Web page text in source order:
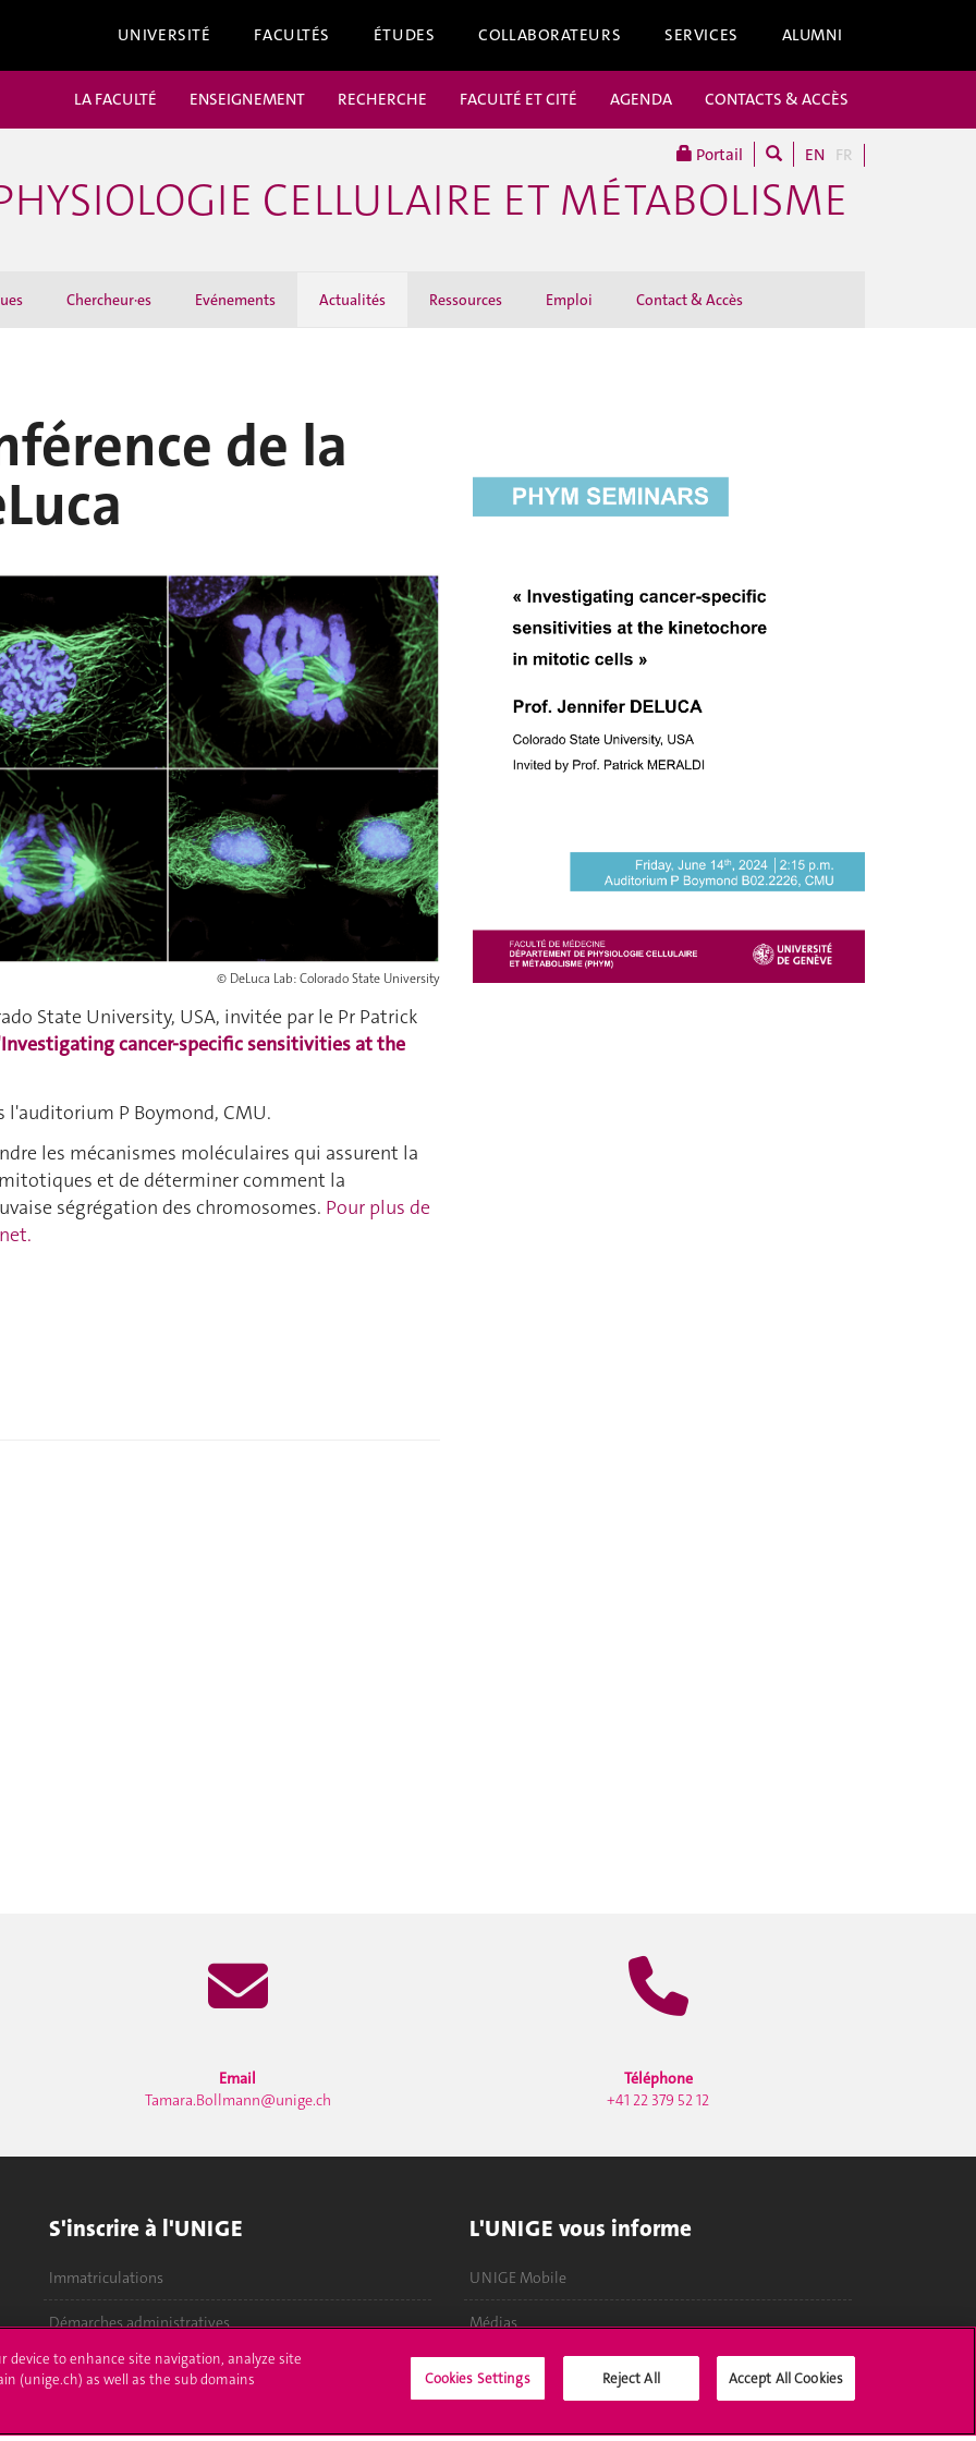
UNIVERSITÉ FACULTÉS ÉTUDES COLLABORATEURS SERVICES ALUMNI
Portail EN FR
LA FACULTÉ ENSEIGNEMENT RECHERCHE FACULTÉ ET CITÉ AGENDA CONTACTS & ACCÈS
CELLULAIRE ET MÉTABOLISME
Chercheur·es Evénements Actualités Ressources Emploi Contact & Accès
de la
© DeLuca Lab: Colorado State University
State University, USA, invitée par le Pr Patrick
Investigating cancer-specific sensitivities at the
l'auditorium P Boymond, CMU.
les mécanismes moléculaires qui assurent la
et de déterminer comment la
ségrégation des chromosomes. Pour plus de
Email
Tamara.Bollmann@unige.ch
Téléphone
+41 22 379 52 12
S'inscrire à l'UNIGE
Immatriculations
Démarches administratives
Poser une question
L'UNIGE vous informe
UNIGE Mobile
Médias
Offres d'emploi
device to enhance site navigation, analyze site
(unige.ch) as well as the sub domains
Cookies Settings Reject All Accept All Cookies